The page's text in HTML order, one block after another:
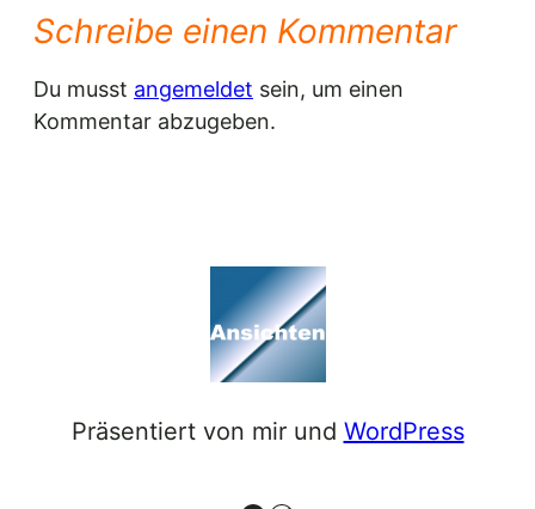
Schreibe einen Kommentar
Du musst angemeldet sein, um einen
Kommentar abzugeben.
Präsentiert von mir und WordPress